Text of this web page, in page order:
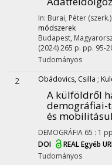
In: Burai, Péter (szerk.)
módszerek
Budapest,
(2024)265 p. pp. 95-
Tudományos
2 Obádovics, Csilla ;
A külföldről
demográfiai-
és
DEMOGRÁFIA 65 : 1
DOI
REALEgyéb
Tudományos